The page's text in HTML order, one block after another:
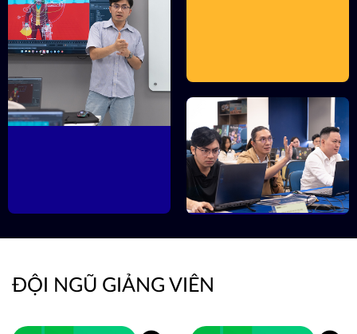
ĐỘI NGŨ GIẢNG VIÊN